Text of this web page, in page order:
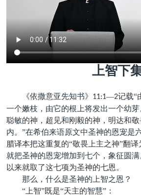
上智下
《依撒意亚先知书》 11:1—2记载“
一个嫩枝，由它的根上将发出一个幼
聪敏的神，超见和刚毅的神，明达和
内。”在希伯来语原文中圣神的恩宠是
腊译本把这重复的“敬畏上主之神”翻
就把圣神的恩宠增加到七个，象征圆
以来就取了这七项为圣神的七恩。
那么，什么是圣神的上智之恩？
“上智”既是“天主的智慧”：